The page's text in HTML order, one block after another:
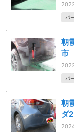
パ
朝
市
パ
朝
ダ